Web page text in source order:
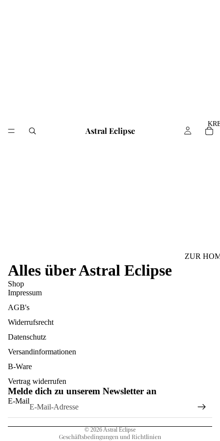
ZUR
Astral Eclipse
Alles über Astral Eclipse
Shop
Impressum
AGB's
Widerrufsrecht
Datenschutz
Versandinformationen
B-Ware
Vertrag widerrufen
Melde dich zu unserem Newsletter an
E-Mail
© 2026 Astral Eclipse
Geschäftsbedingungen und Richtlinien
Widerrufsrecht
Datenschutzerklärung
AGB
Impressum